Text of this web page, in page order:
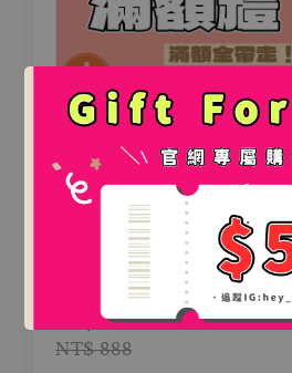
.
.
氛圍感百搭鯊魚夾（2款）
NT$ 0
NT$ 888
-